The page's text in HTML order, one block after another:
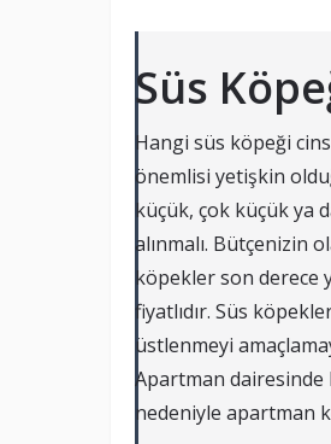
Süs
Hangi süs köpeği
önemlisi yetişkin
küçük, çok küçük ya
alınmalı. Bütçenizin
köpekler son derece
fiyatlıdır. Süs
üstlenmeyi
Apartman dairesinde
nedeniyle apartman